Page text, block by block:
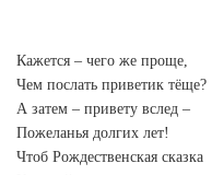
Кажется – чего же проще,
Чем послать приветик тёще?
А затем – привету вслед –
Пожеланья долгих лет!
Чтоб Рождественская сказка